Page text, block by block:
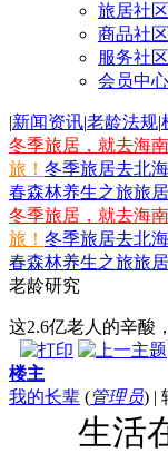
旅居社区
商品社区
服务社区
会员中心
|新闻资讯|老龄法规|
冬季旅居，就去海
旅！ 冬季旅居去北
春森林养生之旅旅
冬季旅居，就去海
旅！ 冬季旅居去北
春森林养生之旅旅
老龄研究
这2.6亿老人的辛酸
楼主
我的长辈 (管理员) |
生活在